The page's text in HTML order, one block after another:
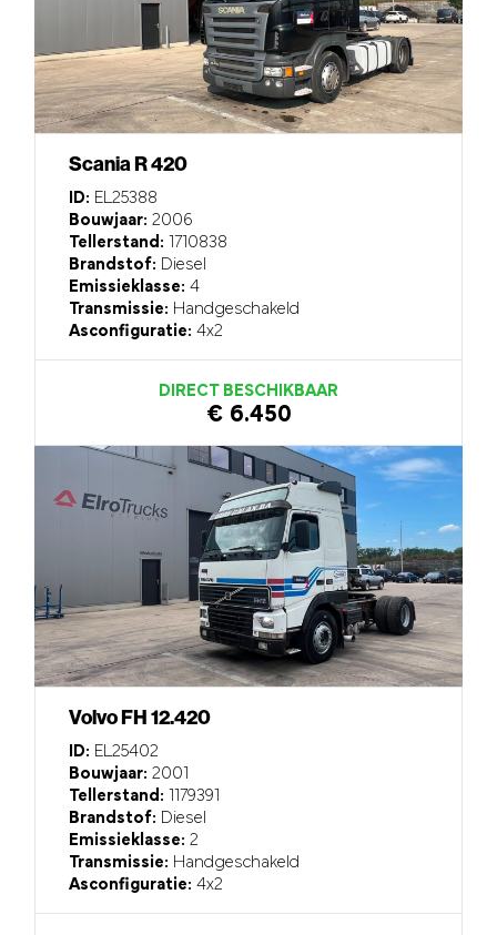
Scania R 420
ID: EL25388
Bouwjaar: 2006
Tellerstand: 1710838
Brandstof: Diesel
Emissieklasse: 4
Transmissie: Handgeschakeld
Asconfiguratie: 4x2
DIRECT BESCHIKBAAR
€ 6.450
Volvo FH 12.420
ID: EL25402
Bouwjaar: 2001
Tellerstand: 1179391
Brandstof: Diesel
Emissieklasse: 2
Transmissie: Handgeschakeld
Asconfiguratie: 4x2